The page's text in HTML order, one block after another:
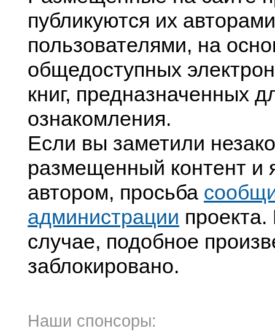
публикуются их
пользователями, на
общедоступных
книг, предназначенных
ознакомления.
Если вы заметили
размещенный контент и
автором, просьба
администрации
случае, подобное
заблокировано.
Наши спонсоры: